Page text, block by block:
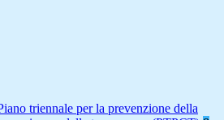
triennale per la prevenzione della